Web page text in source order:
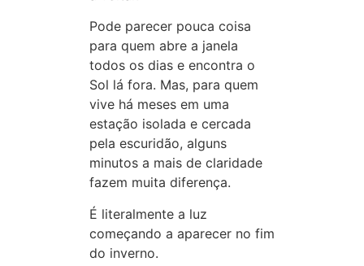
Pode parecer pouca coisa
para quem abre a janela
todos os dias e encontra o
Sol lá fora. Mas, para quem
vive há meses em uma
estação isolada e cercada
pela escuridão, alguns
minutos a mais de claridade
fazem muita diferença.
É literalmente a luz
começando a aparecer no fim
do inverno.